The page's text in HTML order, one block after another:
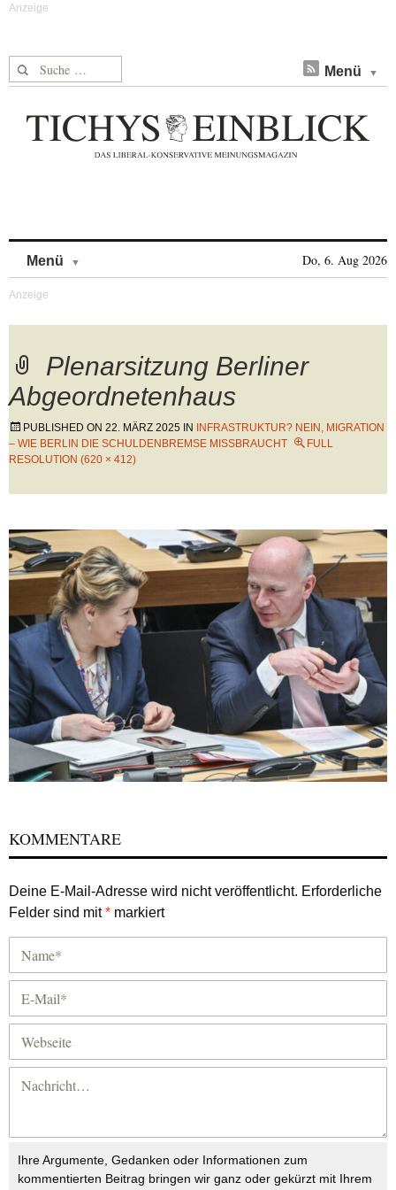
Suche nach: Menü
Menü Do, 6. Aug 2026
Plenarsitzung Berliner
Abgeordnetenhaus
PUBLISHED ON 22. MÄRZ 2025 IN
INFRASTRUKTUR? NEIN, MIGRATION
– WIE BERLIN DIE SCHULDENBREMSE MISSBRAUCHT
FULL
RESOLUTION (620 × 412)
KOMMENTARE
Deine E-Mail-Adresse wird nicht veröffentlicht. Erforderliche
Felder sind mit* markiert
Ihre Argumente, Gedanken oder Informationen zum
kommentierten Beitrag bringen wir ganz oder gekürzt mit Ihrem